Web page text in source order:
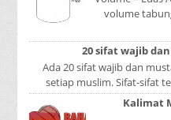
volume
20 sifat wajib
Ada 20 sifat wajib dan
setiap muslim. Sifat-sifat
Kalimat